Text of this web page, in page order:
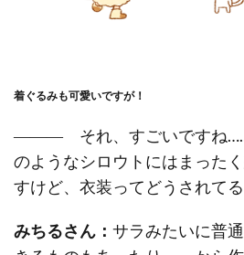
着ぐるみも可愛いですが！
――― それ、すごいですね
のようなシロウトにはまった
すけど、衣装ってどうされて
みちるさん： サラみたいに普